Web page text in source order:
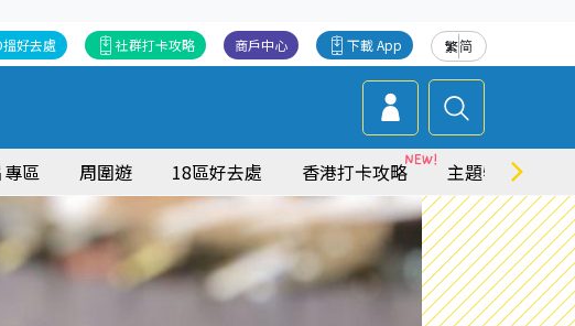
繁简
下載 App
商戶中心
社群打卡攻略
搵好去處
區 周圍遊 18區好去處 香港打卡攻略 主題特集